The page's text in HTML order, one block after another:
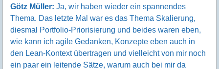
Götz Müller: Ja, wir haben wieder ein spannendes
Thema. Das letzte Mal war es das Thema Skalierung,
diesmal Portfolio-Priorisierung und beides waren eben,
wie kann ich agile Gedanken, Konzepte eben auch in
den Lean-Kontext übertragen und vielleicht von mir noch
ein paar ein leitende Sätze, warum auch bei mir da